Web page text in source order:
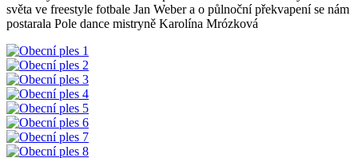
světa ve freestyle fotbale Jan Weber a o půlnoční překvapení se nám
postarala Pole dance mistryně Karolína Mrózková